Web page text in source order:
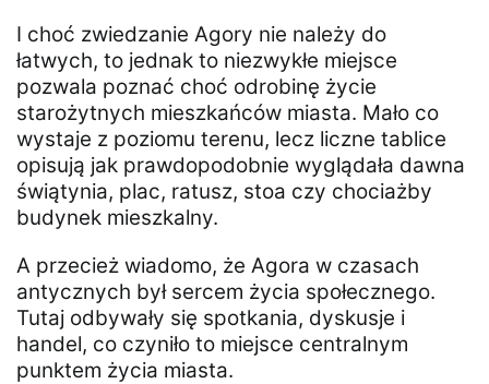
I choć zwiedzanie Agory nie należy do
łatwych, to jednak to niezwykłe miejsce
pozwala poznać choć odrobinę życie
starożytnych mieszkańców miasta. Mało co
wystaje z poziomu terenu, lecz liczne tablice
opisują jak prawdopodobnie wyglądała dawna
świątynia, plac, ratusz, stoa czy chociażby
budynek mieszkalny.
A przecież wiadomo, że Agora w czasach
antycznych był sercem życia społecznego.
Tutaj odbywały się spotkania, dyskusje i
handel, co czyniło to miejsce centralnym
punktem życia miasta.